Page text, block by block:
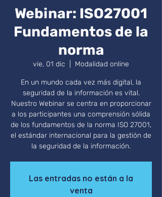
Webinar: ISO27001
Fundamentos de la
norma
vie, 01 dic Modalidad online
En un mundo cada vez más digital, la
seguridad de la información es vital.
Nuestro Webinar se centra en proporcionar
a los participantes una comprensión sólida
de los fundamentos de la norma ISO 27001,
el estándar internacional para la gestión de
la seguridad de la información.
Las entradas no están a la
venta